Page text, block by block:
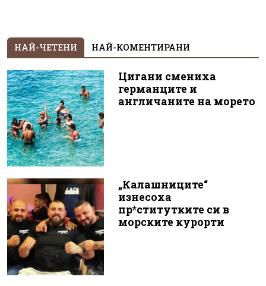
НАЙ-ЧЕТЕНИ НАЙ-КОМЕНТИРАНИ
Цигани смениха
германците и
англичаните на морето
„Калашниците“
изнесоха
пр*ститутките си в
морските курорти